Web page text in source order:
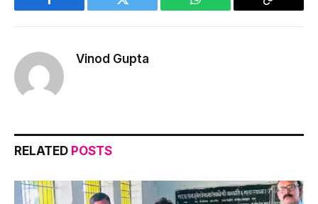
Facebook Twitter WhatsApp
Copy
Vinod Gupta
RELATED POSTS